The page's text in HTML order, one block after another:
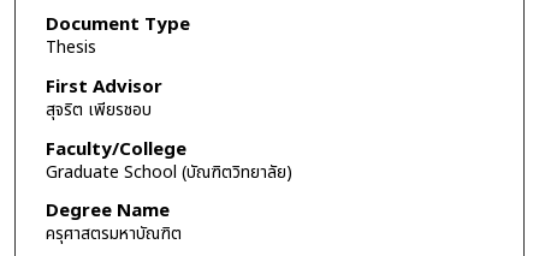
Document Type
Thesis
First Advisor
สุจริต เพียรชอบ
Faculty/College
Graduate School (บัณฑิตวิทยาลัย)
Degree Name
ครุศาสตรมหาบัณฑิต